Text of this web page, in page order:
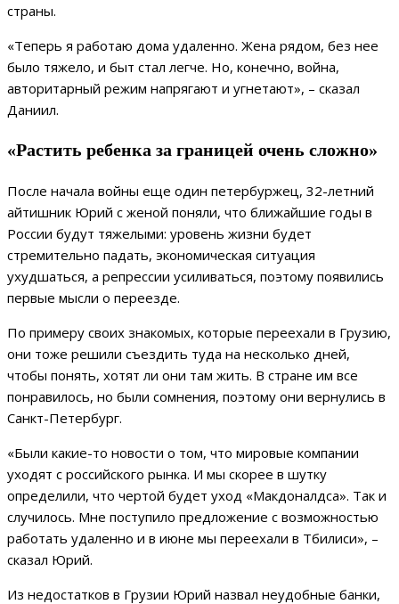
страны.
«Теперь я работаю дома удаленно. Жена рядом, без нее
было тяжело, и быт стал легче. Но, конечно, война,
авторитарный режим напрягают и угнетают», – сказал
Даниил.
«Растить ребенка за границей очень сложно»
После начала войны еще один петербуржец, 32-летний
айтишник Юрий с женой поняли, что ближайшие годы в
России будут тяжелыми: уровень жизни будет
стремительно падать, экономическая ситуация
ухудшаться, а репрессии усиливаться, поэтому появились
первые мысли о переезде.
По примеру своих знакомых, которые переехали в Грузию,
они тоже решили съездить туда на несколько дней,
чтобы понять, хотят ли они там жить. В стране им все
понравилось, но были сомнения, поэтому они вернулись в
Санкт-Петербург.
«Были какие-то новости о том, что мировые компании
уходят с российского рынка. И мы скорее в шутку
определили, что чертой будет уход «Макдоналдса». Так и
случилось. Мне поступило предложение с возможностью
работать удаленно и в июне мы переехали в Тбилиси», –
сказал Юрий.
Из недостатков в Грузии Юрий назвал неудобные банки,